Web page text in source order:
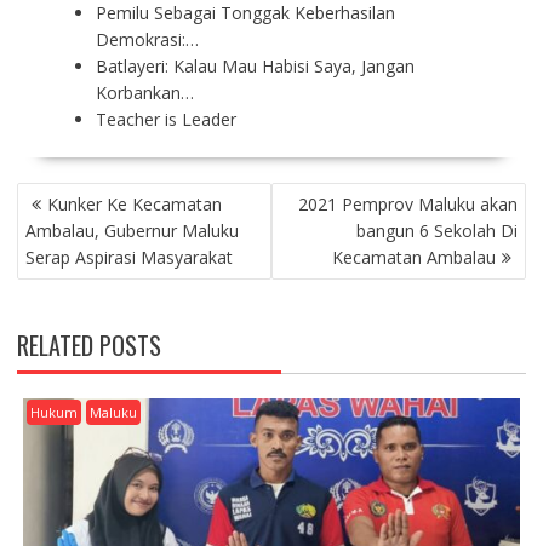
Pemilu Sebagai Tonggak Keberhasilan
Demokrasi:…
Batlayeri: Kalau Mau Habisi Saya, Jangan
Korbankan…
Teacher is Leader
P
O
S
T
A
V
I
G
A
Kunker Ke Kecamatan
Ambalau, Gubernur Maluku
Serap Aspirasi Masyarakat
2021 Pemprov Maluku akan
bangun 6 Sekolah Di
Kecamatan Ambalau
RELATED POSTS
Hukum Maluku